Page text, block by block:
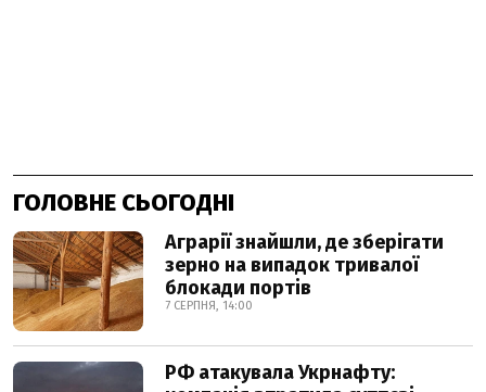
ГОЛОВНЕ СЬОГОДНІ
Аграрії знайшли, де зберігати
зерно на випадок тривалої
блокади портів
7 СЕРПНЯ, 14:00
РФ атакувала Укрнафту: